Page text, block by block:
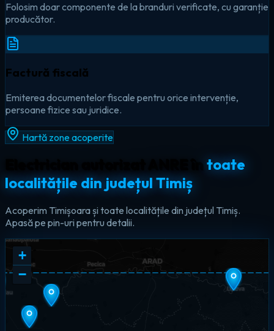
Folosim doar componente de la branduri verificate, cu garanție
producător.
Factură fiscală
Emiterea documentelor fiscale pentru orice intervenție,
persoane fizice sau juridice.
Hartă zone acoperite
toate
localitățile din județul Timiș
Acoperim Timișoara și toate localitățile din județul Timiș.
Apasă pe pin-uri pentru detalii.
+
−